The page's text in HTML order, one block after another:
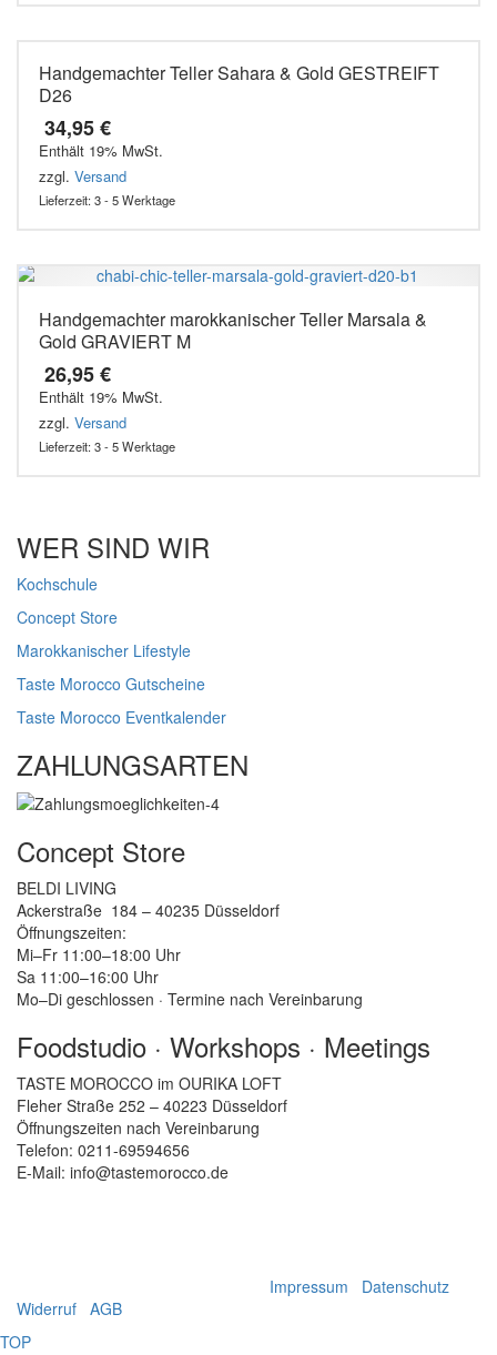
Handgemachter Teller Sahara & Gold GESTREIFT
D26
34,95€
Enthält 19% MwSt.
zzgl. Versand
Lieferzeit: 3 - 5 Werktage
Handgemachter marokkanischer Teller Marsala &
Gold GRAVIERT M
26,95€
Enthält 19% MwSt.
zzgl. Versand
Lieferzeit: 3 - 5 Werktage
WER SIND WIR
Kochschule
Concept Store
Marokkanischer Lifestyle
Taste Morocco Gutscheine
Taste Morocco Eventkalender
ZAHLUNGSARTEN
Concept Store
BELDI LIVING
Ackerstraße 184 – 40235 Düsseldorf
Öffnungszeiten:
Mi–Fr 11:00–18:00 Uhr
Sa 11:00–16:00 Uhr
Mo–Di geschlossen · Termine nach Vereinbarung
Foodstudio · Workshops · Meetings
TASTE MOROCCO im OURIKA LOFT
Fleher Straße 252 – 40223 Düsseldorf
Öffnungszeiten nach Vereinbarung
Telefon: 0211-69594656
E-Mail: info@tastemorocco.de
Impressum Datenschutz
Widerruf AGB
TOP